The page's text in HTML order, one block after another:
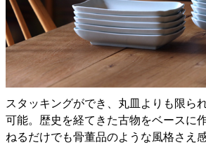
スタッキングができ、丸皿よりも限ら
可能。歴史を経てきた古物をベースに
ねるだけでも骨董品のような風格さえ